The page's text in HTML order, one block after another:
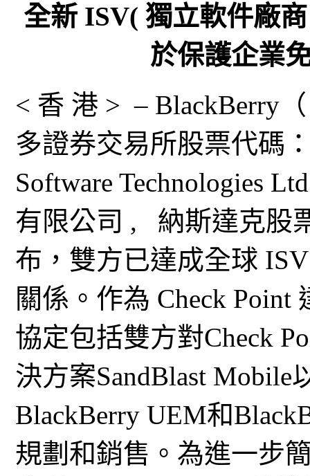
全新 ISV( 獨立軟件廠
於保護企業
< 香 港 > – BlackBerry
多證券交易所股票代碼
Software Technologies
有限公司 , 納斯達克股
布，雙方已達成全球
關係。作為 Check
協定包括雙方對Check
決方案SandBlast Mobile
BlackBerry UEM和
規劃和銷售。為進一步